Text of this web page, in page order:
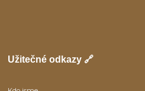
Užitečné odkazy 🔗